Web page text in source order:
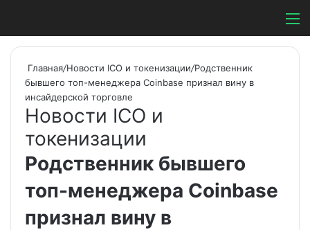
Switch skin
Главная/Новости ICO и токенизации/Родственник
бывшего топ-менеджера Coinbase признал вину в
инсайдерской торговле
Новости ICO и
токенизации
Родственник бывшего
топ-менеджера Coinbase
признал вину в